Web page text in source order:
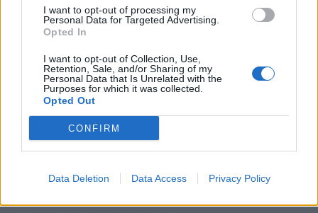
I want to opt-out of processing my
Personal Data for Targeted Advertising.
Opted In
I want to opt-out of Collection, Use,
Retention, Sale, and/or Sharing of my
Personal Data that Is Unrelated with the
Purposes for which it was collected.
Opted Out
CONFIRM
Data Deletion Data Access Privacy Policy
Ungheria Trionfo di Vettel che
allunga su Hamilton
FORMULA 1
Ferrari stellare a Montecarlo:
trionfo Vettel davanti a
Raikkonen